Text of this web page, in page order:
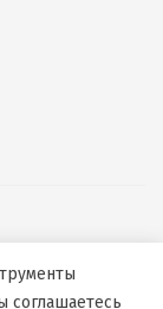
соглашаетесь